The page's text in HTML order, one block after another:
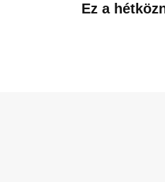
Ez a